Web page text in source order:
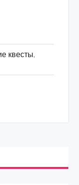
квесты,